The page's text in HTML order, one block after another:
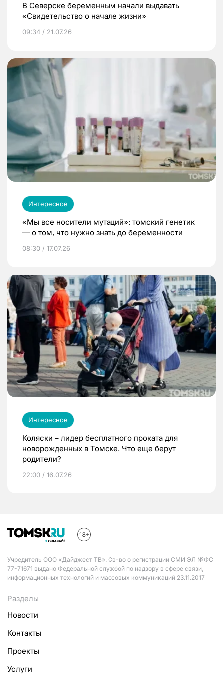
В Северске беременным начали выдавать
«Свидетельство о начале жизни»
09:34 / 21.07.26
Интересное
«Мы все носители мутаций»: томский генетик
— о том, что нужно знать до беременности
08:30 / 17.07.26
Интересное
Коляски – лидер бесплатного проката для
новорожденных в Томске. Что еще берут
родители?
22:00 / 16.07.26
Учредитель ООО «Дайджест ТВ». Св-во о регистрации СМИ ЭЛ №ФС
77-71671 выдано Федеральной службой по надзору в сфере связи,
информационных технологий и массовых коммуникаций 23.11.2017
Разделы
Новости
Контакты
Проекты
Услуги